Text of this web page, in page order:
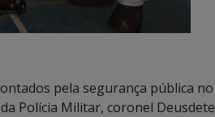
pela segurança pública no
Polícia Militar, coronel Deusdete